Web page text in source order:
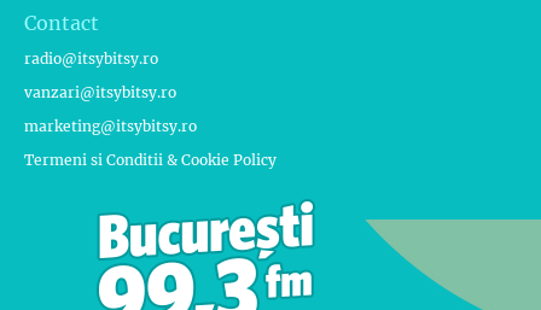
Contact
radio@itsybitsy.ro
vanzari@itsybitsy.ro
marketing@itsybitsy.ro
Termeni si Conditii & Cookie Policy